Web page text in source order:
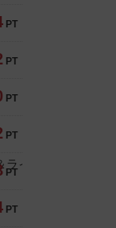
PT
PT
PT
PT
PT
PT